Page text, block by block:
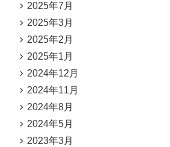
2025年7月
2025年3月
2025年2月
2025年1月
2024年12月
2024年11月
2024年8月
2024年5月
2023年3月